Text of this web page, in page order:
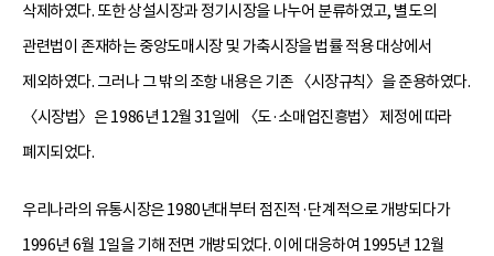
삭제하였다. 또한 상설시장과 정기시장을 나누어 분류하였고, 별도의
관련법이 존재하는 중앙도매시장 및 가축시장을 법률 적용 대상에서
제외하였다. 그러나 그 밖의 조항 내용은 기존 〈시장규칙〉을 준용하였다.
〈시장법〉은 1986년 12월 31일에 〈도·소매업진흥법〉 제정에 따라
폐지되었다.
우리나라의 유통시장은 1980년대부터 점진적·단계적으로 개방되다가
1996년 6월 1일을 기해 전면 개방되었다. 이에 대응하여 1995년 12월